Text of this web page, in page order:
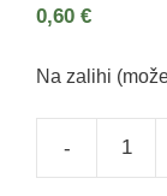
0,60 €
Na zalihi
-